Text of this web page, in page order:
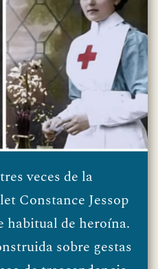
veces de la
Constance Jessop
habitual de heroína.
sobre gestas